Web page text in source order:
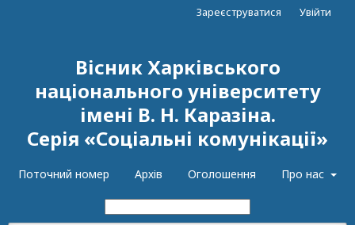
Вісник Харківського
національного університету
імені В. Н. Каразіна.
Серія «Соціальні комунікації»
Поточний номер Архів Оголошення Про нас
Зареєструватися Увійти